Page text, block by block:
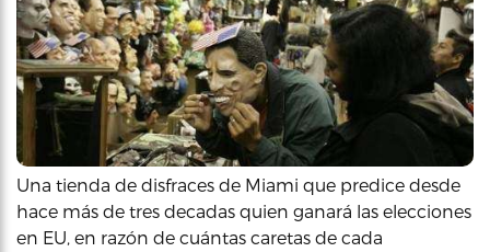
Una tienda de disfraces de Miami que predice desde
hace más de tres decadas quien ganará las elecciones
en EU, en razón de cuántas caretas de cada